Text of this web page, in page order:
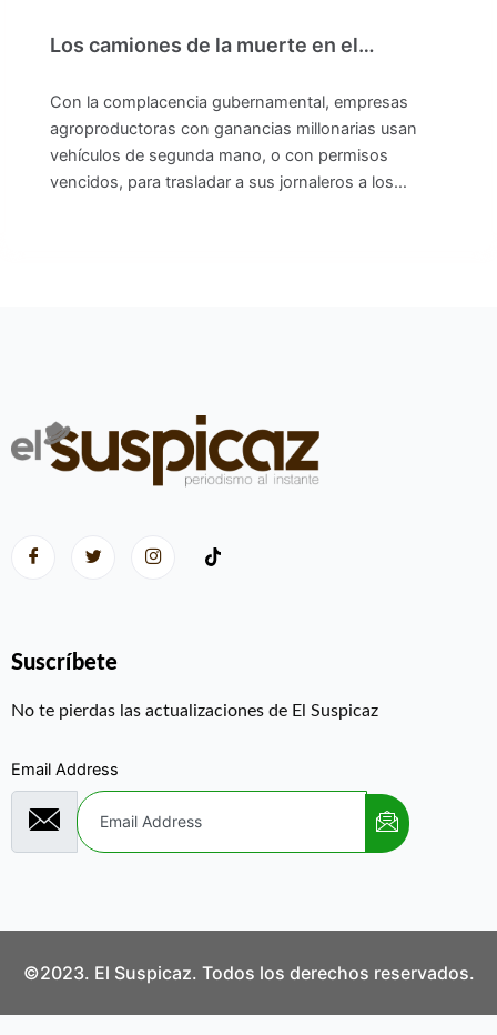
Los camiones de la muerte en el…
Con la complacencia gubernamental, empresas
agroproductoras con ganancias millonarias usan
vehículos de segunda mano, o con permisos
vencidos, para trasladar a sus jornaleros a los…
Suscríbete
No te pierdas las actualizaciones de El Suspicaz
Email Address
©2023. El Suspicaz. Todos los derechos reservados.